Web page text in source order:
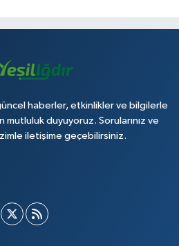
haberler, etkinlikler ve bilgilerle
duyuyoruz. Sorularınız ve
iletişime geçebilirsiniz.